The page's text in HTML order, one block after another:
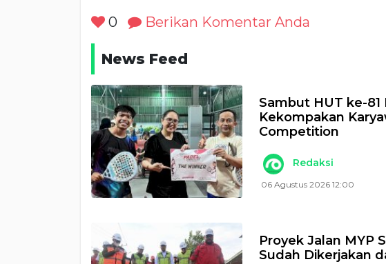
0 Berikan Komentar Anda
News Feed
Sambut HUT ke-81
Kekompakan
Competition
Redaksi
06 Agustus 2026 12:00
Proyek Jalan MYP
Sudah Dikerjakan